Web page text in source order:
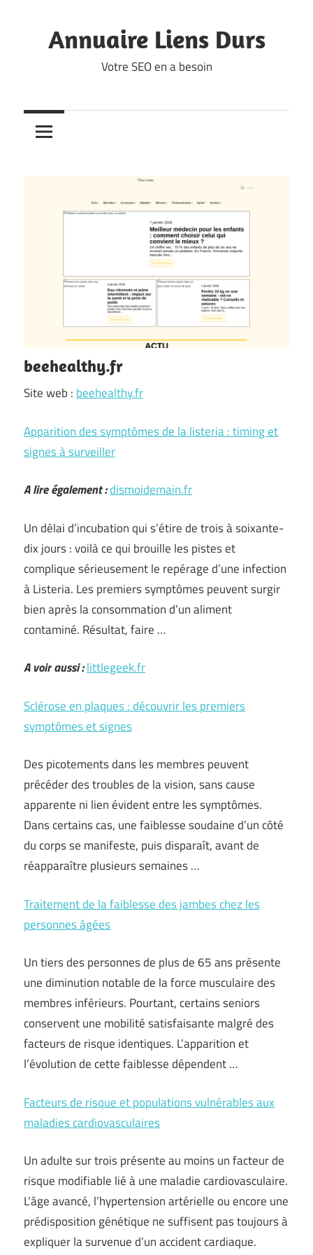
contentAnnuaire Liens Durs
Votre SEO en a besoin
beehealthy.fr
Site web : beehealthy.fr
Apparition des symptômes de la listeria : timing et
signes à surveiller
A lire également :dismoidemain.fr
Un délai d’incubation qui s’étire de trois à soixante-
dix jours : voilà ce qui brouille les pistes et
complique sérieusement le repérage d’une infection
à Listeria. Les premiers symptômes peuvent surgir
bien après la consommation d’un aliment
contaminé. Résultat, faire …
A voir aussi :littlegeek.fr
Sclérose en plaques : découvrir les premiers
symptômes et signes
Des picotements dans les membres peuvent
précéder des troubles de la vision, sans cause
apparente ni lien évident entre les symptômes.
Dans certains cas, une faiblesse soudaine d’un côté
du corps se manifeste, puis disparaît, avant de
réapparaître plusieurs semaines …
Traitement de la faiblesse des jambes chez les
personnes âgées
Un tiers des personnes de plus de 65 ans présente
une diminution notable de la force musculaire des
membres inférieurs. Pourtant, certains seniors
conservent une mobilité satisfaisante malgré des
facteurs de risque identiques. L’apparition et
l’évolution de cette faiblesse dépendent …
Facteurs de risque et populations vulnérables aux
maladies cardiovasculaires
Un adulte sur trois présente au moins un facteur de
risque modifiable lié à une maladie cardiovasculaire.
L’âge avancé, l’hypertension artérielle ou encore une
prédisposition génétique ne suffisent pas toujours à
expliquer la survenue d’un accident cardiaque.